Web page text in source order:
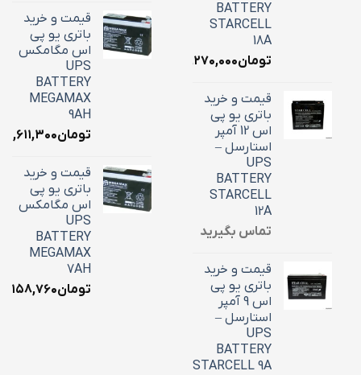
BATTERY
STARCELL
18A
تومان۶,۲۷۰,۰۰۰
قیمت و خرید
باتری یو پی
اس 12 آمپر
استارسل –
UPS
BATTERY
STARCELL
12A
تماس بگیرید
قیمت و خرید
باتری یو پی
اس 9 آمپر
استارسل –
UPS
BATTERY
STARCELL 9A
قیمت و خرید
باتری یو پی
اس مگامکس
UPS
BATTERY
MEGAMAX
9AH
تومان۳,۶۱۱,۳۰۰
قیمت و خرید
باتری یو پی
اس مگامکس
UPS
BATTERY
MEGAMAX
7AH
تومان